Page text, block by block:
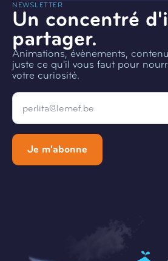
NEWSLETTER
Un concentré
partager.
Animations, évènements,
juste ce qu'il vous faut pour
votre curiosité.
Email
Je m'abonne